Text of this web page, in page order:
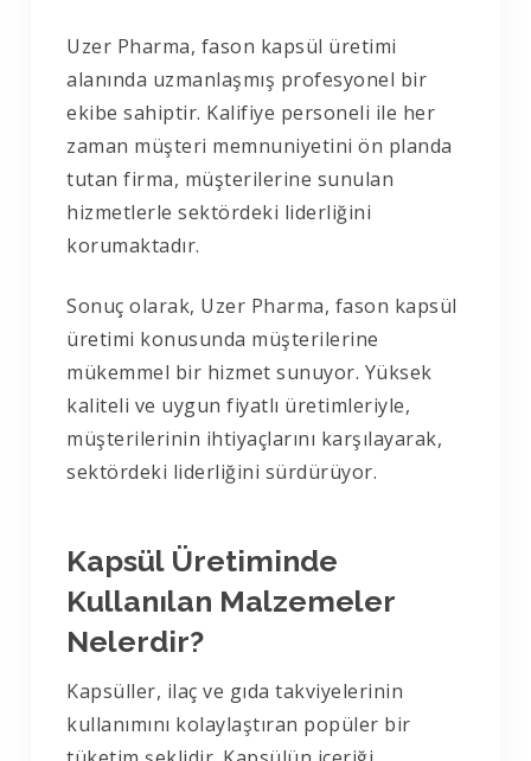
Uzer Pharma, fason kapsül üretimi
alanında uzmanlaşmış profesyonel bir
ekibe sahiptir. Kalifiye personeli ile her
zaman müşteri memnuniyetini ön planda
tutan firma, müşterilerine sunulan
hizmetlerle sektördeki liderliğini
korumaktadır.
Sonuç olarak, Uzer Pharma, fason kapsül
üretimi konusunda müşterilerine
mükemmel bir hizmet sunuyor. Yüksek
kaliteli ve uygun fiyatlı üretimleriyle,
müşterilerinin ihtiyaçlarını karşılayarak,
sektördeki liderliğini sürdürüyor.
Kapsül Üretiminde
Kullanılan Malzemeler
Nelerdir?
Kapsüller, ilaç ve gıda takviyelerinin
kullanımını kolaylaştıran popüler bir